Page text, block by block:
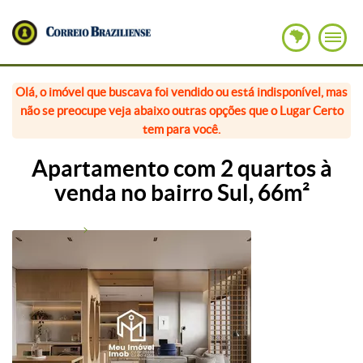
Olá, o imóvel que buscava foi vendido ou está indisponível, mas
não se preocupe veja abaixo outras opções que o Lugar Certo
tem para você.
Apartamento com 2 quartos à
venda no bairro Sul, 66m²